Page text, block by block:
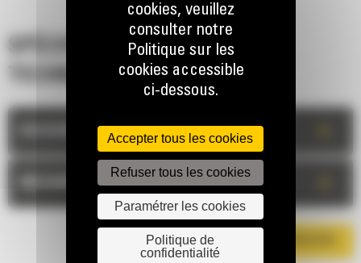
SPÉCIFICATIONS
TECHNIQUES
DESCRIPTION
TÉLÉCHARGER LA BROCHURE
cookies, veuillez
consulter notre
Politique sur les
cookies accessible
ci-dessous.
Accepter tous les cookies
Refuser tous les cookies
Paramétrer les cookies
Politique de
confidentialité